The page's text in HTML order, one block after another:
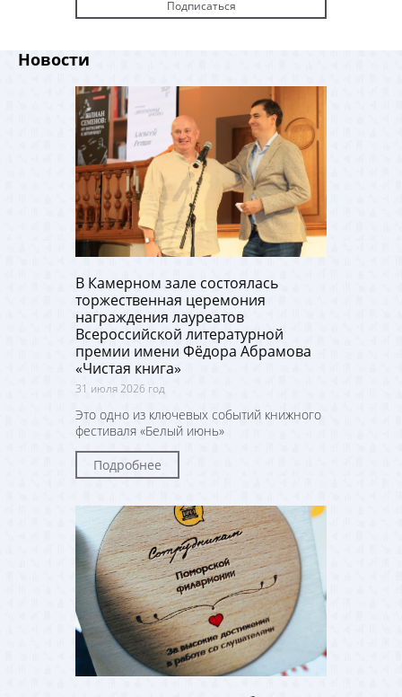
Новости
В Камерном зале состоялась
торжественная церемония
награждения лауреатов
Всероссийской литературной
премии имени Фёдора Абрамова
«Чистая книга»
31 июля 2026 год
Это одно из ключевых событий книжного
фестиваля «Белый июнь»
Подробнее